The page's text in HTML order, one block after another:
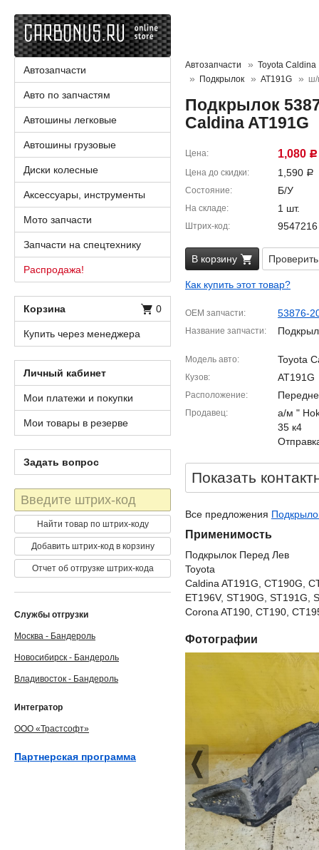
Автозапчасти
Toyota Caldina
Подкрылок
AT191G ш/
Подкрылок
Caldina AT191G
Цена 1,080 Р
Цена до скидки 1,590 Р
Состояние Б/У
На складе 1 шт.
Штрих-код 9547216
В корзину
Как купить этот товар?
OEM запчасти 53876-
Название запчасти
Модель авто Toyota
Кузов AT191G
Расположение
Продавец
а/м "
35 к4
Показать
Все предложения
Применимость
Подкрылок Перед Лев
Toyota
Caldina AT191G, CT190G,
ET196V, ST190G, ST191G,
Corona AT190, CT190,
Фотографии
Автозапчасти
Авто по запчастям
Автошины легковые
Автошины грузовые
Диски колесные
Аксессуары, инструменты
Мото запчасти
Запчасти на спецтехнику
Распродажа!
Корзина 0
Купить через менеджера
Личный кабинет
Мои платежи и покупки
Мои товары в резерве
Задать вопрос
Штрих-
код
Найти товар по штрих-коду
Добавить штрих-код в корзину
Отчет об отгрузке штрих-кода
Службы отгрузки
Москва - Бандероль
Новосибирск - Бандероль
Владивосток - Бандероль
Интегратор
ООО «Трастсофт»
Партнерская программа